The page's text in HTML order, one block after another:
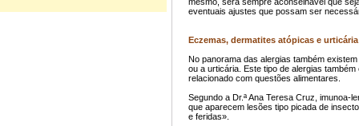
eventuais ajustes que possam ser
Eczemas, dermatites atópicas e urticária
No panorama das alergias também
ou a urticária. Este tipo de alergias
relacionado com questões alimentares.
Segundo a Dr.ª Ana Teresa Cruz, imunoa-
que aparecem lesões tipo picada de
e feridas».